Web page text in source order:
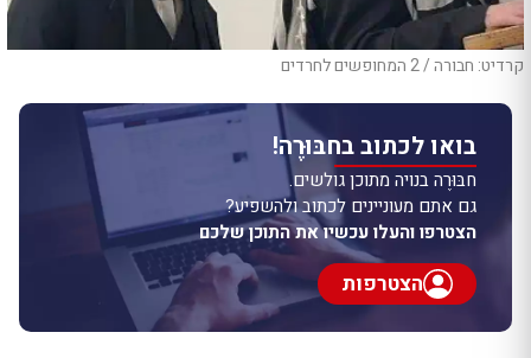
קרדיט: חבורה / 2 המחופשים לחרדים
בואו לכתוב בחבּוּרֶה!
חבּוּרֶה בנויה מתוכן גולשים.
גם אתם מעוניינים לכתוב ולהשפיע?
הצטרפו והעלו עכשיו את התוכן שלכם
הצטרפות